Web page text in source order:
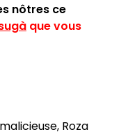
nôtres ce
que vous
Roza